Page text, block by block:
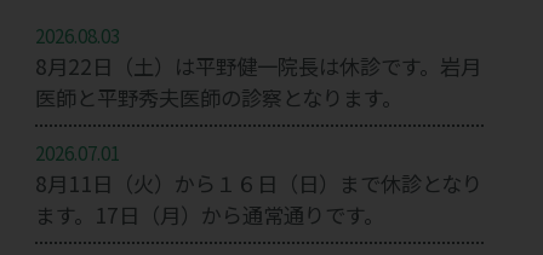
2026.08.03
8月22日（土）は平野健一院長は休診です。岩月
医師と平野秀夫医師の診察となります。
2026.07.01
8月11日（火）から１６日（日）まで休診となり
ます。17日（月）から通常通りです。